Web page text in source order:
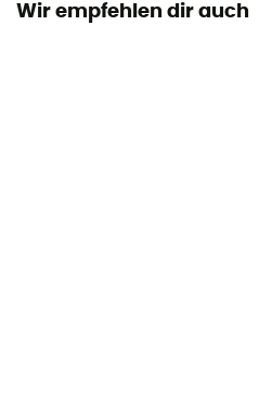
Yes
Wir empfehlen dir auch